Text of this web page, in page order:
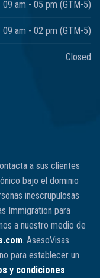
09 am - 05 pm (GTM-5)
09 am - 02 pm (GTM-5)
Closed
a sus clientes
bajo el dominio
inescrupulosas
Immigration para
a nuestro medio de
. AsesoVisas
para establecer un
y condiciones